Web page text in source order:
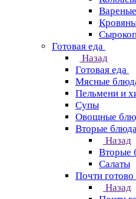
Вареные
Готовая еда
Назад
Готовая еда
Мясные
Пельмени и
Супы
Овощные
Вторые
Назад
Вторые
Салаты
Почти готово
Назад